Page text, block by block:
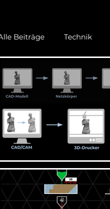
Beiträge Technik